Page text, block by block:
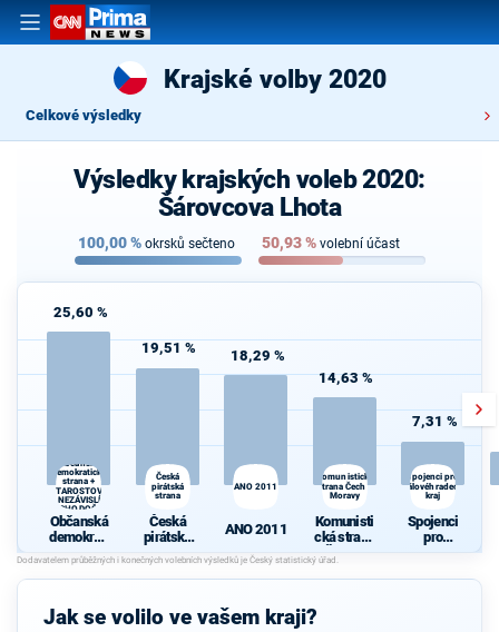
Krajské volby 2020
Celkové výsledky
Výsledky krajských voleb 2020:
Šárovcova Lhota
100,00% okrsků sečteno 50,93% volební účast
25,60 %
Občanská
demokratická
strana +
STAROSTOVÉ
A NEZÁVISLÍ a
VÝCHODOČEŠI
Občanská
demokrati
cká strana
+
STAROST
NEZÁVISL
19,51 %
Česká
pirátská
strana
Česká
pirátská
strana
18,29 %
ANO 2011
ANO 2011
14,63 %
Komunistická
strana Čech a
Moravy
Komunisti
cká strana
Čech a
Moravy
7,31 %
Spojenci pro
Královéhradecký
kraj
Spojenci
pro
Královéhra
Jak se volilo ve vašem kraji?